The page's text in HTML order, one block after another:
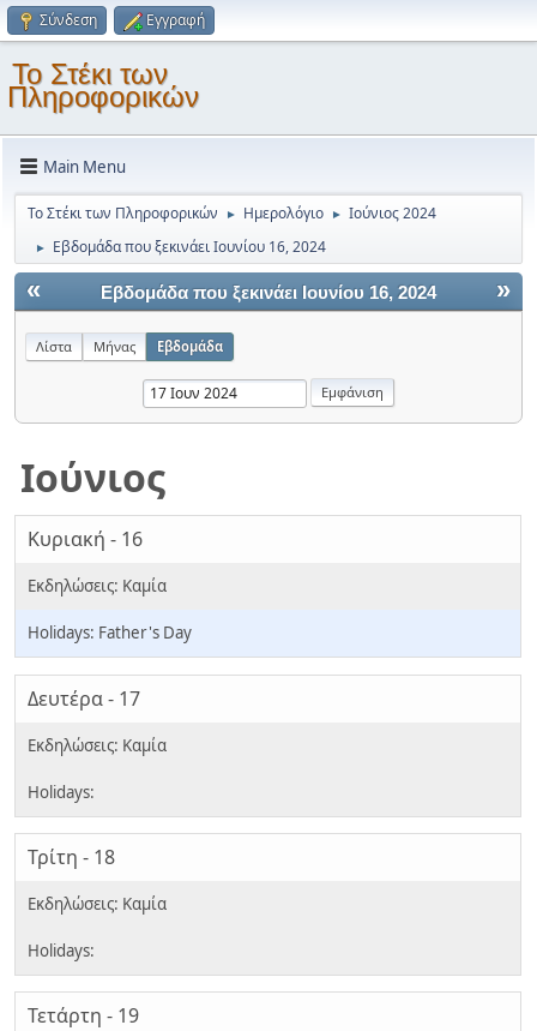
Σύνδεση Εγγραφή
Το Στέκι των
Πληροφορικών
Main Menu
Το Στέκι των Πληροφορικών ► Ημερολόγιο ► Ιούνιος 2024
► Εβδομάδα που ξεκινάει Ιουνίου 16, 2024
« »
Εβδομάδα που ξεκινάει Ιουνίου 16, 2024
Λίστα Μήνας Εβδομάδα
Ιούνιος
Κυριακή - 16
Father's Day
Δευτέρα - 17
Τρίτη - 18
Τετάρτη - 19